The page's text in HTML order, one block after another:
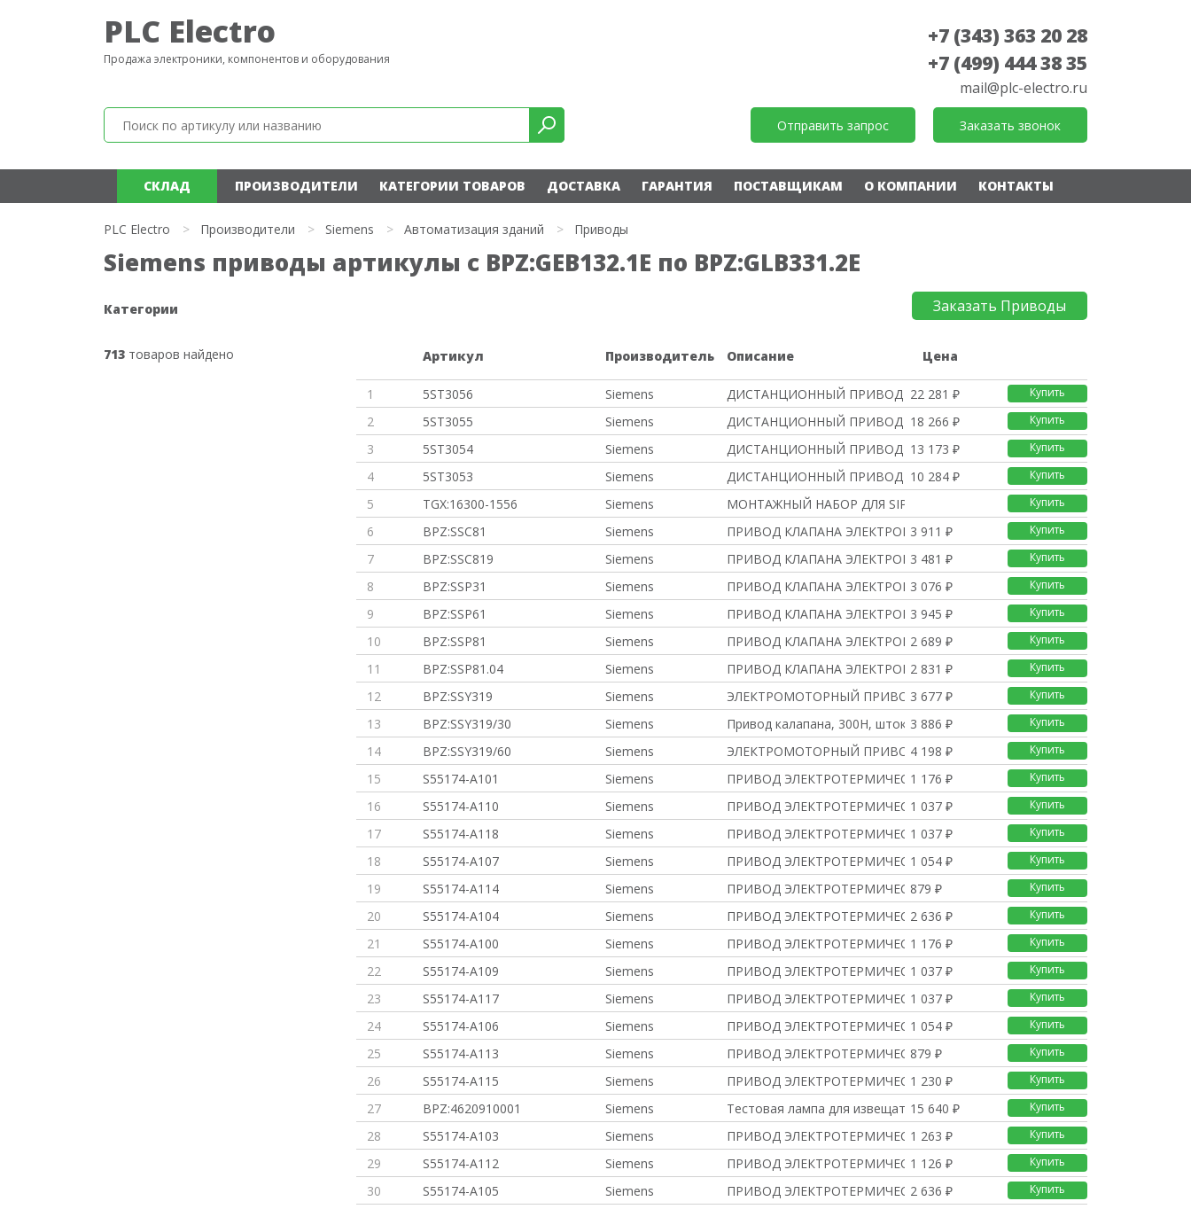
PLC Electro
Продажа электроники, компонентов и оборудования
+7 (343) 363 20 28
+7 (499) 444 38 35
mail@plc-electro.ru
Отправить запрос Заказать звонок
СКЛАД ПРОИЗВОДИТЕЛИ КАТЕГОРИИ ТОВАРОВ ДОСТАВКА ГАРАНТИЯ ПОСТАВЩИКАМ О КОМПАНИИ КОНТАКТЫ
PLC Electro > Производители > Siemens > Автоматизация зданий > Приводы
Siemens приводы артикулы с BPZ:GEB132.1E по BPZ:GLB331.2E
Категории
713 товаров найдено
Заказать Приводы
Артикул Производитель Описание Цена
1 5ST3056 Siemens ДИСТАНЦИОННЫЙ ПРИВОД Power AC
22 281 ₽ Купить
2 5ST3055 Siemens ДИСТАНЦИОННЫЙ ПРИВОД 30VAC, 48
18 266 ₽ Купить
3 5ST3054 Siemens ДИСТАНЦИОННЫЙ ПРИВОД AC 230V,
13 173 ₽ Купить
4 5ST3053 Siemens ДИСТАНЦИОННЫЙ ПРИВОД 30VAC, 48
10 284 ₽ Купить
5 TGX:16300-1556 Siemens МОНТАЖНЫЙ НАБОР ДЛЯ SIPART PS2 Купить
6 BPZ:SSC81 Siemens ПРИВОД КЛАПАНА ЭЛЕКТРОМОТОРНЫЙ
3 911 ₽ Купить
7 BPZ:SSC819 Siemens ПРИВОД КЛАПАНА ЭЛЕКТРОМОТОРНЫЙ
3 481 ₽ Купить
8 BPZ:SSP31 Siemens ПРИВОД КЛАПАНА ЭЛЕКТРОМОТОРНЫЙ
3 076 ₽ Купить
9 BPZ:SSP61 Siemens ПРИВОД КЛАПАНА ЭЛЕКТРОМОТОРНЫЙ
3 945 ₽ Купить
10 BPZ:SSP81 Siemens ПРИВОД КЛАПАНА ЭЛЕКТРОМОТОРНЫЙ
2 689 ₽ Купить
11 BPZ:SSP81.04 Siemens ПРИВОД КЛАПАНА ЭЛЕКТРОМОТОРНЫЙ
2 831 ₽ Купить
12 BPZ:SSY319 Siemens ЭЛЕКТРОМОТОРНЫЙ ПРИВОД КЛАПАНА
3 677 ₽ Купить
13 BPZ:SSY319/30 Siemens Привод калапана, 300Н, шток 5.3 886 ₽ Купить
14 BPZ:SSY319/60 Siemens ЭЛЕКТРОМОТОРНЫЙ ПРИВОД КЛАПАНА
4 198 ₽ Купить
15 S55174-A101 Siemens ПРИВОД ЭЛЕКТРОТЕРМИЧЕСКИЙ, AC
1 176 ₽ Купить
16 S55174-A110 Siemens ПРИВОД ЭЛЕКТРОТЕРМИЧЕСКИЙ, AC
1 037 ₽ Купить
17 S55174-A118 Siemens ПРИВОД ЭЛЕКТРОТЕРМИЧЕСКИЙ, AC
1 037 ₽ Купить
18 S55174-A107 Siemens ПРИВОД ЭЛЕКТРОТЕРМИЧЕСКИЙ, AC
1 054 ₽ Купить
19 S55174-A114 Siemens ПРИВОД ЭЛЕКТРОТЕРМИЧЕСКИЙ, AC
879 ₽ Купить
20 S55174-A104 Siemens ПРИВОД ЭЛЕКТРОТЕРМИЧЕСКИЙ, AC
2 636 ₽ Купить
21 S55174-A100 Siemens ПРИВОД ЭЛЕКТРОТЕРМИЧЕСКИЙ, AC/
1 176 ₽ Купить
22 S55174-A109 Siemens ПРИВОД ЭЛЕКТРОТЕРМИЧЕСКИЙ, AC/
1 037 ₽ Купить
23 S55174-A117 Siemens ПРИВОД ЭЛЕКТРОТЕРМИЧЕСКИЙ, AC/
1 037 ₽ Купить
24 S55174-A106 Siemens ПРИВОД ЭЛЕКТРОТЕРМИЧЕСКИЙ, AC/
1 054 ₽ Купить
25 S55174-A113 Siemens ПРИВОД ЭЛЕКТРОТЕРМИЧЕСКИЙ, AC/
879 ₽ Купить
26 S55174-A115 Siemens ПРИВОД ЭЛЕКТРОТЕРМИЧЕСКИЙ, AC/
1 230 ₽ Купить
27 BPZ:4620910001 Siemens Тестовая лампа для извещателя15 640 ₽ Купить
28 S55174-A103 Siemens ПРИВОД ЭЛЕКТРОТЕРМИЧЕСКИЙ, AC
1 263 ₽ Купить
29 S55174-A112 Siemens ПРИВОД ЭЛЕКТРОТЕРМИЧЕСКИЙ, AC
1 126 ₽ Купить
30 S55174-A105 Siemens ПРИВОД ЭЛЕКТРОТЕРМИЧЕСКИЙ, AC
2 636 ₽ Купить